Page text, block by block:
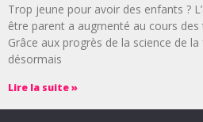
Trop jeune pour avoir des enfants ?
être parent a augmenté au cours des
Grâce aux progrès de la science de
désormais
Lire la suite »